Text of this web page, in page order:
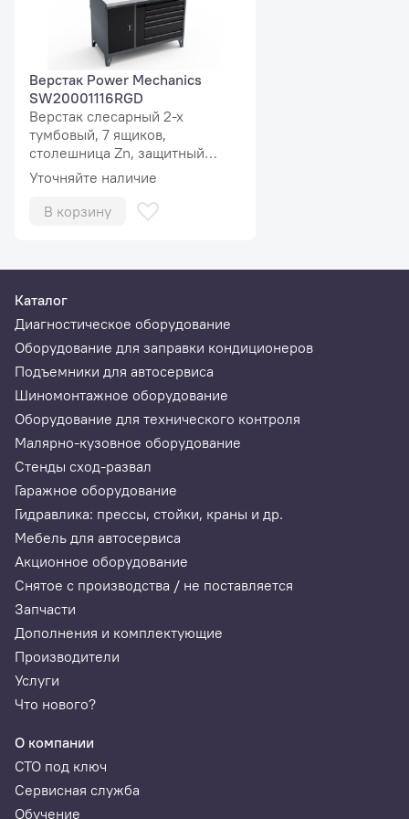
LEXUS
CT, ES, GS, GX, HS, IS, LF-A, LS, LX, NX, RC, RX, SC, TY
SCION
FR-S, FT, iA, iM, iQ, tC, xA, xB, xD
(на март 2021, список постоянно пополняется, следите
за обновлениями в карте покрытия ).
Поддерживаемые системы
Двигатель (Engine);
Блок управления гибридной силовой системой
(Hybrid);
Верстак Power Mechanics
SW20001116RGD
Верстак слесарный 2-х
тумбовый, 7 ящиков,
столешница Zn, защитный
экран MaxPlus
Уточняйте наличие
В корзину
Каталог
Диагностическое оборудование
Оборудование для заправки кондиционеров
Подъемники для автосервиса
Шиномонтажное оборудование
Оборудование для технического контроля
Малярно-кузовное оборудование
Стенды сход-развал
Гаражное оборудование
Гидравлика: прессы, стойки, краны и др.
Мебель для автосервиса
Акционное оборудование
Снятое с производства / не поставляется
Запчасти
Дополнения и комплектующие
Производители
Услуги
Что нового?
О компании
СТО под ключ
Сервисная служба
Обучение